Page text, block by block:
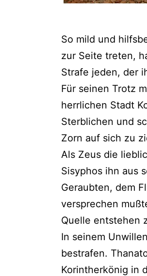
So mild und
zur Seite treten,
Strafe jeden, der
Für seinen Trotz
herrlichen Stadt
Sterblichen und
Zorn auf sich zu
Als Zeus die
Sisyphos ihn aus
Geraubten, dem
versprechen
Quelle entstehen
In seinem
bestrafen.
Korintherkönig in